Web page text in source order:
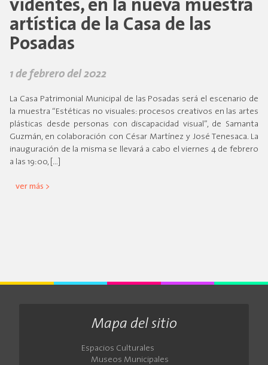
videntes, en la nueva muestra
artística de la Casa de las
Posadas
1 de febrero del 2022
La Casa Patrimonial Municipal de las Posadas será el escenario de
la muestra “Estéticas no visuales: procesos creativos en las artes
plásticas desde personas con discapacidad visual”, de Samanta
Guzmán, en colaboración con César Martínez y José Tenesaca. La
inauguración de la misma se llevará a cabo el viernes 4 de febrero
a las 19:00, […]
ver más >
Mapa del sitio
Espacios Culturales
Museos Municipales